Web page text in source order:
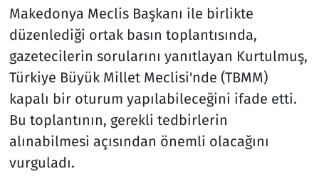
Makedonya Meclis Başkanı ile birlikte
düzenlediği ortak basın toplantısında,
gazetecilerin sorularını yanıtlayan Kurtulmuş,
Türkiye Büyük Millet Meclisi'nde (TBMM)
kapalı bir oturum yapılabileceğini ifade etti.
Bu toplantının, gerekli tedbirlerin
alınabilmesi açısından önemli olacağını
vurguladı.
Televizyon